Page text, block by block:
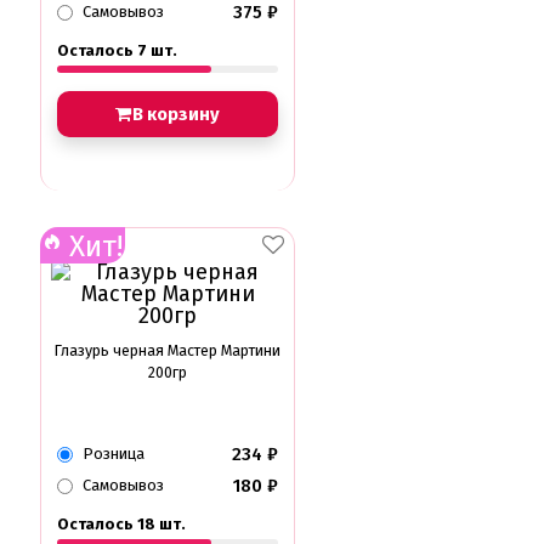
Самовывоз 375 ₽
Осталось 7 шт.
В корзину
Хит!
Глазурь черная Мастер Мартини
200гр
Розница 234 ₽
Самовывоз 180 ₽
Осталось 18 шт.